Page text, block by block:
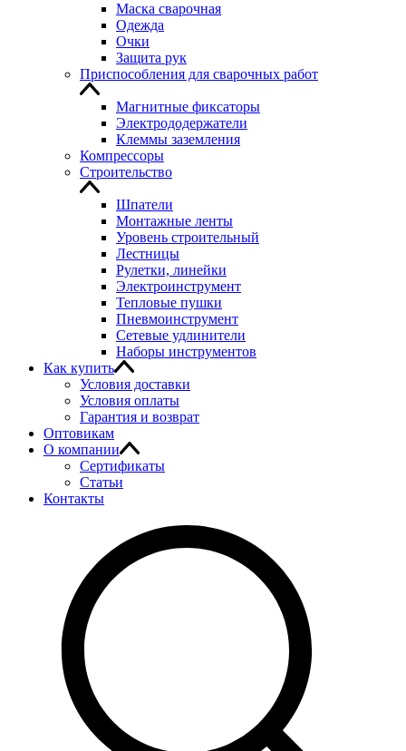
Маска сварочная
Одежда
Очки
Защита рук
Приспособления для сварочных работ
Магнитные фиксаторы
Электрододержатели
Клеммы заземления
Компрессоры
Строительство
Шпатели
Монтажные ленты
Уровень строительный
Лестницы
Рулетки, линейки
Электроинструмент
Тепловые пушки
Пневмоинструмент
Сетевые удлинители
Наборы инструментов
Как купить
Условия доставки
Условия оплаты
Гарантия и возврат
Оптовикам
О компании
Сертификаты
Статьи
Контакты